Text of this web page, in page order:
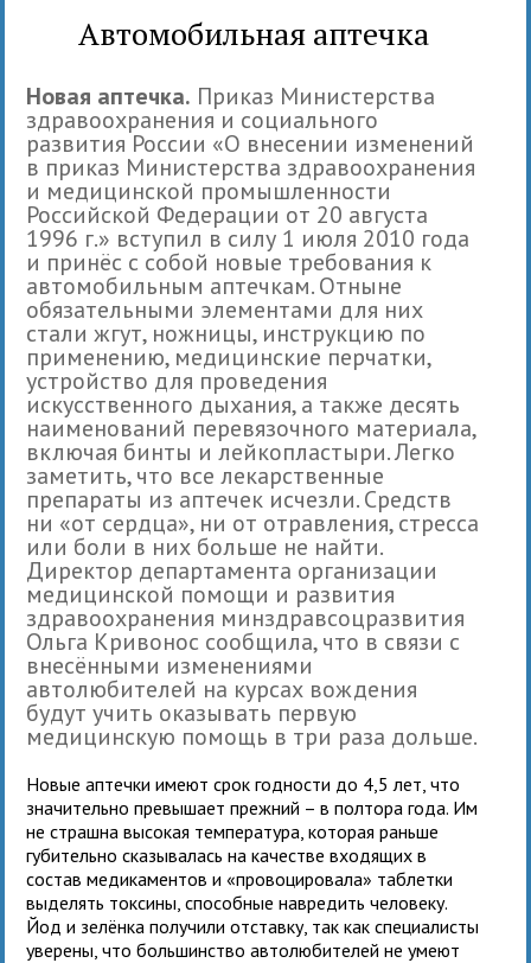
Автомобильная аптечка
Новая аптечка. Приказ Министерства
здравоохранения и социального
развития России «О внесении изменений
в приказ Министерства здравоохранения
и медицинской промышленности
Российской Федерации от 20 августа
1996 г.» вступил в силу 1 июля 2010 года
и принёс с собой новые требования к
автомобильным аптечкам. Отныне
обязательными элементами для них
стали жгут, ножницы, инструкцию по
применению, медицинские перчатки,
устройство для проведения
искусственного дыхания, а также десять
наименований перевязочного материала,
включая бинты и лейкопластыри. Легко
заметить, что все лекарственные
препараты из аптечек исчезли. Средств
ни «от сердца», ни от отравления, стресса
или боли в них больше не найти.
Директор департамента организации
медицинской помощи и развития
здравоохранения минздравсоцразвития
Ольга Кривонос сообщила, что в связи с
внесёнными изменениями
автолюбителей на курсах вождения
будут учить оказывать первую
медицинскую помощь в три раза дольше.
Новые аптечки имеют срок годности до 4,5 лет, что
значительно превышает прежний – в полтора года. Им
не страшна высокая температура, которая раньше
губительно сказывалась на качестве входящих в
состав медикаментов и «провоцировала» таблетки
выделять токсины, способные навредить человеку.
Йод и зелёнка получили отставку, так как специалисты
уверены, что большинство автолюбителей не умеют